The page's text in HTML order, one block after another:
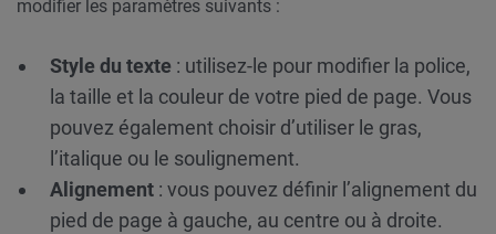
modifier les paramètres suivants :
Style du texte : utilisez-le pour modifier la police,
la taille et la couleur de votre pied de page. Vous
pouvez également choisir d’utiliser le gras,
l’italique ou le soulignement.
Alignement : vous pouvez définir l’alignement du
pied de page à gauche, au centre ou à droite.